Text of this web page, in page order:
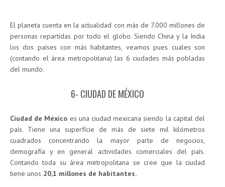
El planeta cuenta en la actualidad con más de 7.000 millones de
personas repartidas por todo el globo. Siendo China y la India
los dos países con más habitantes, veamos pues cuales son
(contando el área metropolitana) las 6 ciudades más pobladas
del mundo.
6- CIUDAD DE MÉXICO
Ciudad de México es una ciudad mexicana siendo la capital del
país. Tiene una superfície de más de siete mil kilómetros
cuadrados concentrando la mayor parte de negocios,
demografía y en general actividades comerciales del país.
Contando toda su área metropolitana se cree que la ciudad
tiene unos 20,1 millones de habitantes.